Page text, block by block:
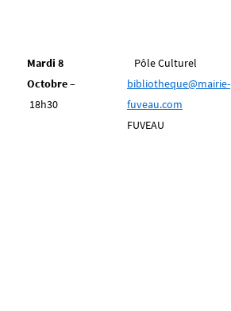
Mardi 8
Octobre –
18h30
Pôle Culturel
bibliotheque@mairie-
fuveau.com
FUVEAU